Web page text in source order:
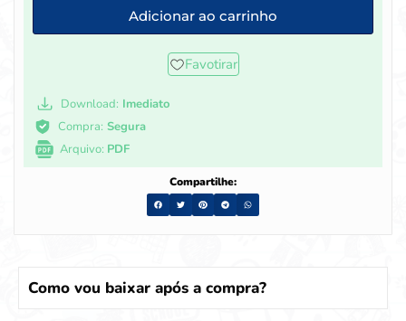
Adicionar ao carrinho
Favotirar
Download: Imediato
Compra: Segura
Arquivo: PDF
Compartilhe:
Como vou baixar após a compra?